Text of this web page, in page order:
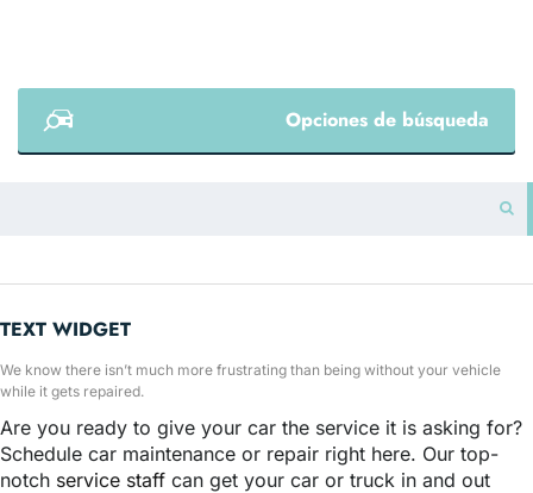
Opciones de búsqueda
TEXT WIDGET
We know there isn’t much more frustrating than being without your vehicle
while it gets repaired.
Are you ready to give your car the service it is asking for?
Schedule car maintenance or repair right here. Our top-
notch service staff can get your car or truck in and out